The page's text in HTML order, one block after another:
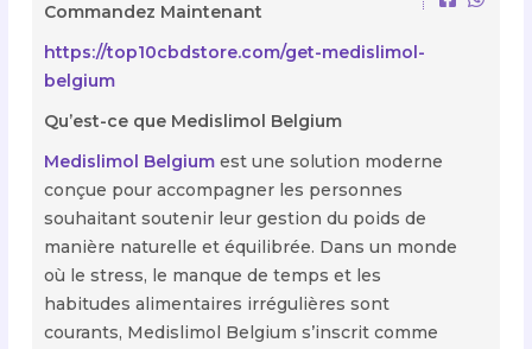
Commandez Maintenant
https://top10cbdstore.com/get-medislimol-
belgium
Qu’est-ce que Medislimol Belgium
Medislimol Belgium est une solution moderne
conçue pour accompagner les personnes
souhaitant soutenir leur gestion du poids de
manière naturelle et équilibrée. Dans un monde
où le stress, le manque de temps et les
habitudes alimentaires irrégulières sont
courants, Medislimol Belgium s’inscrit comme